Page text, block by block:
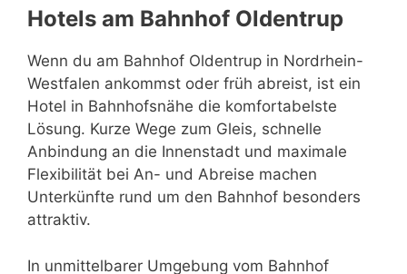
Hotels am Bahnhof Oldentrup
Wenn du am Bahnhof Oldentrup in Nordrhein-
Westfalen ankommst oder früh abreist, ist ein
Hotel in Bahnhofsnähe die komfortabelste
Lösung. Kurze Wege zum Gleis, schnelle
Anbindung an die Innenstadt und maximale
Flexibilität bei An- und Abreise machen
Unterkünfte rund um den Bahnhof besonders
attraktiv.
In unmittelbarer Umgebung vom Bahnhof